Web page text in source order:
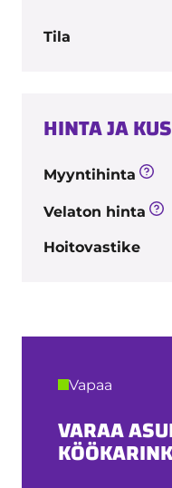
Tila
HINTA JA
Myyntihinta
Velaton hinta
Hoitovastike
Vapaa
VARAA